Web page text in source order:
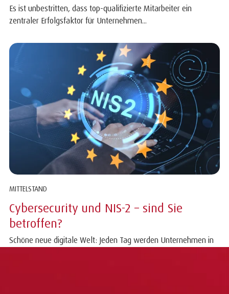
Es ist unbestritten, dass top-qualifizierte Mitarbeiter ein
zentraler Erfolgsfaktor für Unternehmen...
MITTELSTAND
Cybersecurity und NIS-2 – sind Sie
betroffen?
Schöne neue digitale Welt: Jeden Tag werden Unternehmen in